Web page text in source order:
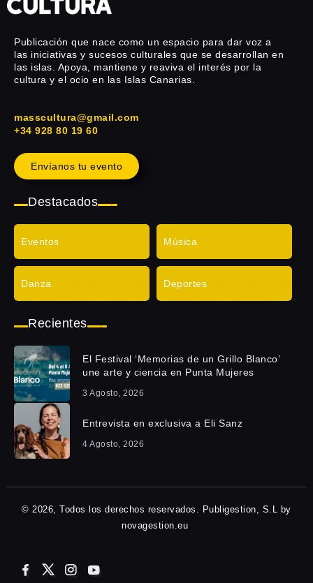
Publicación que nace como un espacio para dar voz a
las iniciativas y sucesos culturales que se desarrollan en
las islas. Apoya, mantiene y reaviva el interés por la
cultura y el ocio en las Islas Canarias.
masscultura@gmail.com
+34 928 80 19 60
Envíanos tu evento
Destacados
Eventos Música
Danza Deportes
Recientes
El Festival ‘Memorias de un Grillo Blanco’
une arte y ciencia en Punta Mujeres
3 Agosto, 2026
Entrevista en exclusiva a Eli Sanz
4 Agosto, 2026
© 2026, Todos los derechos reservados. Publigestion, S.L by
novagestion.eu